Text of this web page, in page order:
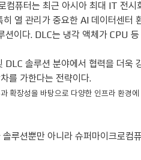
컴퓨터는 최근 아시아 최대 IT
열 관리가 중요한 AI 데이터센
다. DLC는 냉각 액체가 CPU 등
솔루션 분야에서 협력을 더
를 가한다는 전략이다.
확장성을 바탕으로 다양한 인프라 환
루션뿐만 아니라 슈퍼마이크로